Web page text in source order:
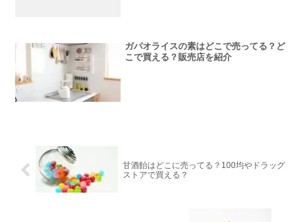
ガパオライスの素はどこで売ってる？ど
こで買える？販売店を紹介
甘酒飴はどこに売ってる？100均やドラッグ
ストアで買える？